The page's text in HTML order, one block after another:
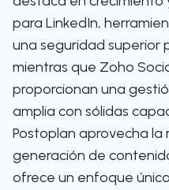
para LinkedIn,
una seguridad superior
mientras que Zoho
proporcionan una
amplia con sólidas
Postoplan aprovecha la
generación de
ofrece un enfoque